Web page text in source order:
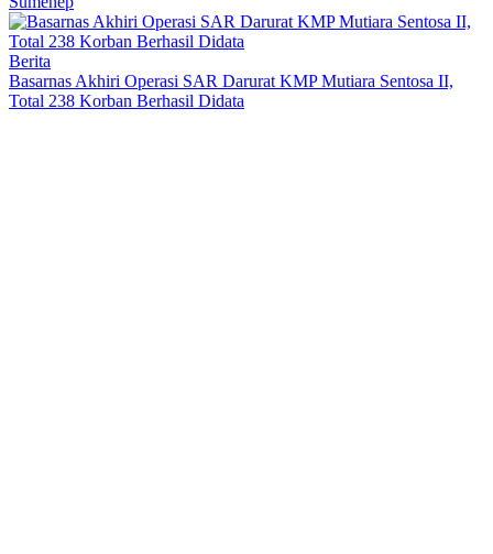
Berita
Basarnas Akhiri Operasi SAR Darurat KMP Mutiara Sentosa II,
Total 238 Korban Berhasil Didata